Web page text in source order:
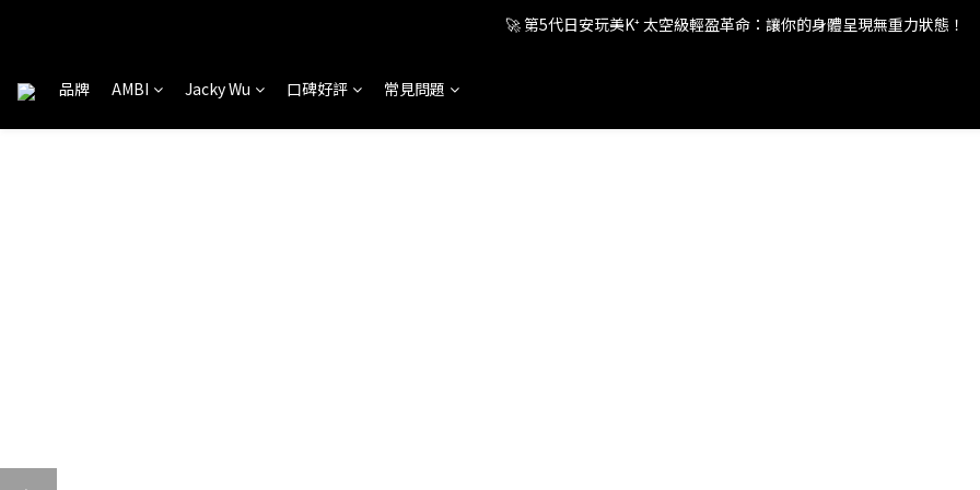
🚀 第5代日安玩美K⁺ 太空級輕盈革命：讓你的身體呈現無重力狀態！
🚀 第5代日安玩美K⁺ 太空級輕盈革命：讓你的身體呈現無重力狀態！
品牌 AMBI Jacky Wu 口碑好評 常見問題